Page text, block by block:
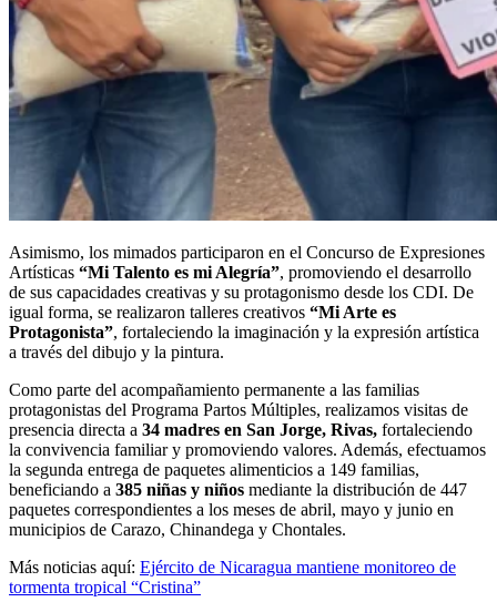
Asimismo, los mimados participaron en el Concurso de Expresiones
Artísticas “Mi Talento es mi Alegría”, promoviendo el desarrollo
de sus capacidades creativas y su protagonismo desde los CDI. De
igual forma, se realizaron talleres creativos “Mi Arte es
Protagonista”, fortaleciendo la imaginación y la expresión artística
a través del dibujo y la pintura.
Como parte del acompañamiento permanente a las familias
protagonistas del Programa Partos Múltiples, realizamos visitas de
presencia directa a 34 madres en San Jorge, Rivas, fortaleciendo
la convivencia familiar y promoviendo valores. Además, efectuamos
la segunda entrega de paquetes alimenticios a 149 familias,
beneficiando a 385 niñas y niños mediante la distribución de 447
paquetes correspondientes a los meses de abril, mayo y junio en
municipios de Carazo, Chinandega y Chontales.
Más noticias aquí: Ejército de Nicaragua mantiene monitoreo de
tormenta tropical “Cristina”